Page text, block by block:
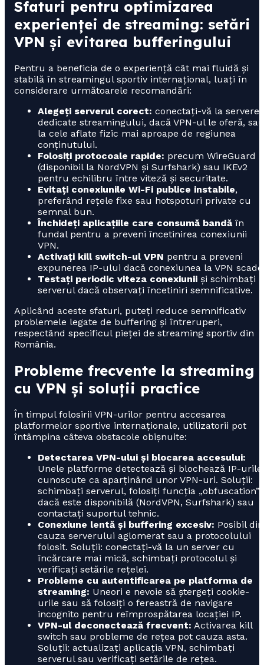
Sfaturi pentru optimizarea
experienței de streaming: setări
VPN și evitarea bufferingului
Pentru a beneficia de o experiență cât mai fluidă și
stabilă în streamingul sportiv internațional, luați în
considerare următoarele recomandări:
Alegeți serverul corect: conectați-vă la servere
dedicate streamingului, dacă VPN-ul le oferă, sau
la cele aflate fizic mai aproape de regiunea
conținutului.
Folosiți protocoale rapide: precum WireGuard
(disponibil la NordVPN și Surfshark) sau IKEv2
pentru echilibru între viteză și securitate.
Evitați conexiunile Wi-Fi publice instabile,
preferând rețele fixe sau hotspoturi private cu
semnal bun.
Închideți aplicațiile care consumă bandă în
fundal pentru a preveni încetinirea conexiunii
VPN.
Activați kill switch-ul VPN pentru a preveni
expunerea IP-ului dacă conexiunea la VPN
Testați periodic viteza conexiunii și schimbați
serverul dacă observați încetiniri semnificative.
Aplicând aceste sfaturi, puteți reduce semnificativ
problemele legate de buffering și întreruperi,
respectând specificul pieței de streaming sportiv din
România.
Probleme frecvente la streaming
cu VPN și soluții practice
În timpul folosirii VPN-urilor pentru accesarea
platformelor sportive internaționale, utilizatorii pot
întâmpina câteva obstacole obișnuite:
Detectarea VPN-ului și blocarea accesului:
Unele platforme detectează și blochează IP-urile
cunoscute ca aparținând unor VPN-uri. Soluții:
schimbați serverul, folosiți funcția „obfuscation”
dacă este disponibilă (NordVPN, Surfshark) sau
contactați suportul tehnic.
Conexiune lentă și buffering excesiv: Posibil din
cauza serverului aglomerat sau a protocolului
folosit. Soluții: conectați-vă la un server cu
încărcare mai mică, schimbați protocolul și
verificați setările rețelei.
Probleme cu autentificarea pe platforma de
streaming: Uneori e nevoie să ștergeți cookie-
urile sau să folosiți o fereastră de navigare
incognito pentru reîmprospătarea locației IP.
VPN-ul deconectează frecvent: Activarea kill
switch sau probleme de rețea pot cauza asta.
Soluții: actualizați aplicația VPN, schimbați
serverul sau verificați setările de rețea.